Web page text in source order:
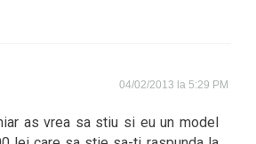
04/02/2013 la 5:29 PM
as vrea sa stiu si eu un model